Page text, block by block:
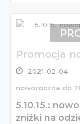
Promocja
2021-02-04
noworoczna do
5.10.15.:
zniżki na